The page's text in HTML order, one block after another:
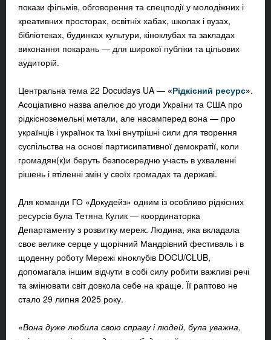
покази фільмів, обговорення та спецподії у молодіжних і
креативних просторах, освітніх хабах, школах і вузах,
бібліотеках, будинках культури, кіноклубах та закладах
виконання покарань — для широкої публіки та цільових
аудиторій.
Центральна тема 22 Docudays UA — «Рідкісний ресурс».
Асоціативно назва апелює до угоди України та США про
рідкісноземельні метали, але насамперед вона — про
українців і українок та їхні внутрішні сили для творення
суспільства на основі партисипативної демократії, коли
громадян(к)и беруть безпосередню участь в ухваленні
рішень і втіленні змін у своїх громадах та державі.
Для команди ГО «Докудейз» одним із особливо рідкісних
ресурсів була Тетяна Кулик — координаторка
Департаменту з розвитку мереж. Людина, яка вкладала
своє велике серце у щорічний Мандрівний фестиваль і в
щоденну роботу Мережі кіноклубів DOCU/CLUB,
допомагала іншим відчути в собі силу робити важливі речі
та змінювати світ довкола себе на краще. Її раптово не
стало 29 липня 2025 року.
«Вона дуже любила свою справу і людей, була уважна,